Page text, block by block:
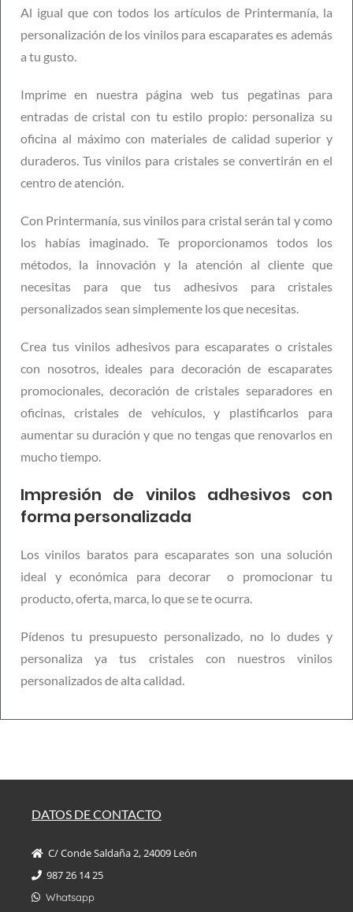
Al igual que con todos los artículos de Printermanía, la
personalización de los vinilos para escaparates es además
a tu gusto.
Imprime en nuestra página web tus pegatinas para
entradas de cristal con tu estilo propio: personaliza su
oficina al máximo con materiales de calidad superior y
duraderos. Tus vinilos para cristales se convertirán en el
centro de atención.
Con Printermanía, sus vinilos para cristal serán tal y como
los habías imaginado. Te proporcionamos todos los
métodos, la innovación y la atención al cliente que
necesitas para que tus adhesivos para cristales
personalizados sean simplemente los que necesitas.
Crea tus vinilos adhesivos para escaparates o cristales
con nosotros, ideales para decoración de escaparates
promocionales, decoración de cristales separadores en
oficinas, cristales de vehículos, y plastificarlos para
aumentar su duración y que no tengas que renovarlos en
mucho tiempo.
Impresión de vinilos adhesivos con
forma personalizada
Los vinilos baratos para escaparates son una solución
ideal y económica para decorar o promocionar tu
producto, oferta, marca, lo que se te ocurra.
Pídenos tu presupuesto personalizado, no lo dudes y
personaliza ya tus cristales con nuestros vinilos
personalizados de alta calidad.
DATOS DE CONTACTO
C/ Conde Saldaña 2, 24009 León
987 26 14 25
Whatsapp